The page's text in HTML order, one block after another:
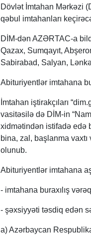
Dövlət İmtahan Mərkəzi
qəbul imtahanları
DİM-dən AZƏRTAC-a
Qazax, Sumqayıt,
Sabirabad, Salyan,
Abituriyentlər imtahana
İmtahan iştirakçıları
vasitəsilə də DİM-in
xidmətindən istifadə edə
bina, zal, başlanma
olunub.
Abituriyentlər imtahana
- imtahana buraxılış
- şəxsiyyəti təsdiq edən
a) Azərbaycan